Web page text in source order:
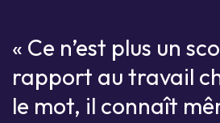
« Ce n’est plus un
rapport au travail
le mot, il connaît